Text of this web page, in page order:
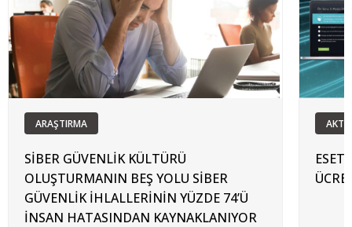
ARAŞTIRMA
SİBER GÜVENLİK KÜLTÜRÜ
OLUŞTURMANIN BEŞ YOLU SİBER
GÜVENLİK İHLALLERİNİN YÜZDE 74’Ü
İNSAN HATASINDAN KAYNAKLANIYOR
ESET